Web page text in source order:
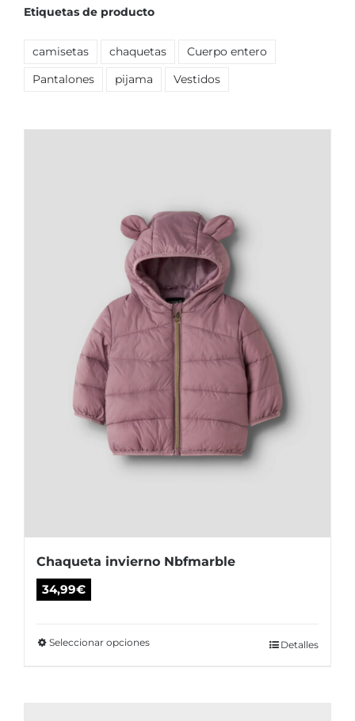
Chaqueta invierno Nbfmarble
34,99€
Seleccionar opcionesEste
Detalles
Etiquetas de producto
camisetas chaquetas Cuerpo entero
Pantalones pijama Vestidos